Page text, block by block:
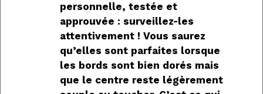
personnelle, testée et
approuvée : surveillez-les
attentivement ! Vous saurez
qu’elles sont parfaites lorsque
les bords sont bien dorés mais
que le centre reste légèrement